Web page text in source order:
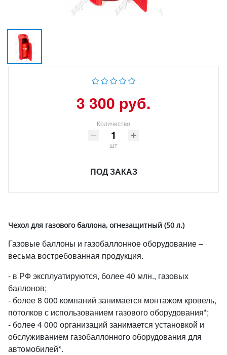
3 300 руб.
Количество
шт
ПОД ЗАКАЗ
Чехол для газового баллона, огнезащитный (50 л.)
Газовые баллоны и газобаллонное оборудование –
весьма востребованная продукция.
- в РФ эксплуатируются, более 40 млн., газовых
баллонов;
- более 8 000 компаний занимается монтажом кровель,
потолков с использованием газового оборудования*;
- более 4 000 организаций занимается установкой и
обслуживанием газобаллонного оборудования для
автомобилей*.